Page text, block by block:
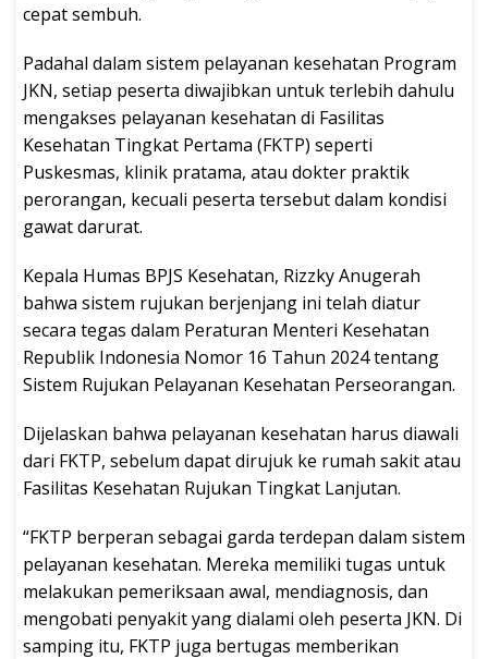
cepat sembuh.
Padahal dalam sistem pelayanan kesehatan Program
JKN, setiap peserta diwajibkan untuk terlebih dahulu
mengakses pelayanan kesehatan di Fasilitas
Kesehatan Tingkat Pertama (FKTP) seperti
Puskesmas, klinik pratama, atau dokter praktik
perorangan, kecuali peserta tersebut dalam kondisi
gawat darurat.
Kepala Humas BPJS Kesehatan, Rizzky Anugerah
bahwa sistem rujukan berjenjang ini telah diatur
secara tegas dalam Peraturan Menteri Kesehatan
Republik Indonesia Nomor 16 Tahun 2024 tentang
Sistem Rujukan Pelayanan Kesehatan Perseorangan.
Dijelaskan bahwa pelayanan kesehatan harus diawali
dari FKTP, sebelum dapat dirujuk ke rumah sakit atau
Fasilitas Kesehatan Rujukan Tingkat Lanjutan.
“FKTP berperan sebagai garda terdepan dalam sistem
pelayanan kesehatan. Mereka memiliki tugas untuk
melakukan pemeriksaan awal, mendiagnosis, dan
mengobati penyakit yang dialami oleh peserta JKN. Di
samping itu, FKTP juga bertugas memberikan